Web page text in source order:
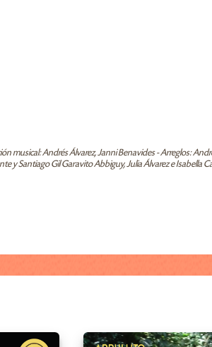
musical: Andrés Álvarez, Janni Benavides - Arreglos:
y Santiago Gil Garavito Abbiguy, Julia Álvarez e Isabella